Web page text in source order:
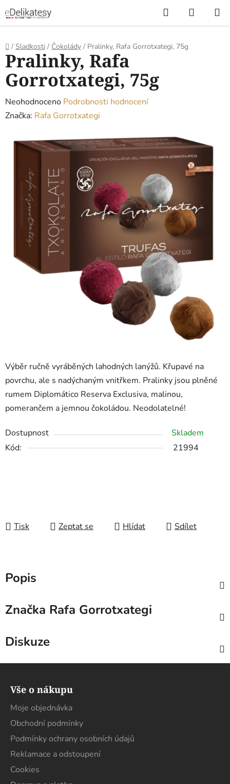
na
obsah
Hledat
KOŠÍK
Domů
/ Sladkosti / Čokolády / Pralinky, Rafa Gorrotxategi, 75g
Výběr ručně vyráběných lahodných lanýžů. Křupavé na
povrchu, ale s nadýchaným vnitřkem. Pralinky jsou plněné
rumem Diplomático Reserva Exclusiva, malinou,
pomerančem a jemnou čokoládou. Neodolatelné!
Dostupnost
Skladem
Kód:
21994
Tisk Zeptat se Hlídat Sdílet
Pralinky, Rafa
Gorrotxategi, 75g
Průměrné
hodnocení
hvězdiček.
Neohodnoceno Podrobnosti hodnocení
Značka: Rafa Gorrotxategi
Popis
Značka Rafa Gorrotxategi
Diskuze
Vše o nákupu
Moje objednávka
Obchodní podmínky
Podmínky ochrany osobních údajů
Reklamace a odstoupení
Cookies